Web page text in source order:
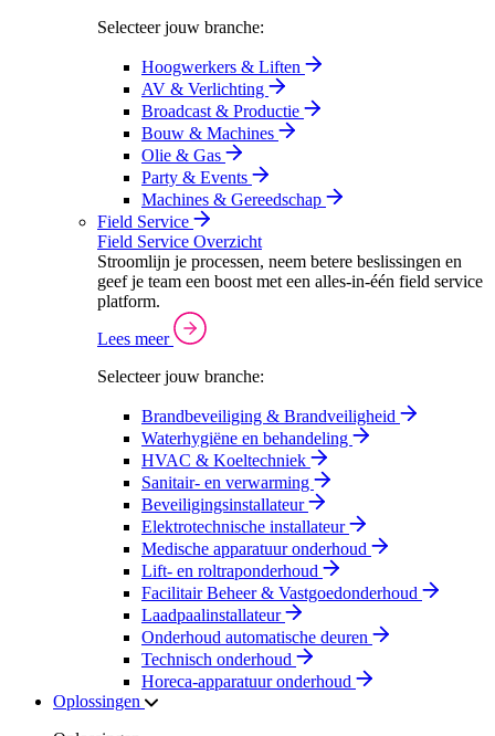
Selecteer jouw branche:
Hoogwerkers & Liften
AV & Verlichting
Broadcast & Productie
Bouw & Machines
Olie & Gas
Party & Events
Machines & Gereedschap
Field Service
Field Service Overzicht
Stroomlijn je processen, neem betere beslissingen en
geef je team een boost met een alles-in-één field service
platform.
Lees meer
Selecteer jouw branche:
Brandbeveiliging & Brandveiligheid
Waterhygiëne en behandeling
HVAC & Koeltechniek
Sanitair- en verwarming
Beveiligingsinstallateur
Elektrotechnische installateur
Medische apparatuur onderhoud
Lift- en roltraponderhoud
Facilitair Beheer & Vastgoedonderhoud
Laadpaalinstallateur
Onderhoud automatische deuren
Technisch onderhoud
Horeca-apparatuur onderhoud
Oplossingen